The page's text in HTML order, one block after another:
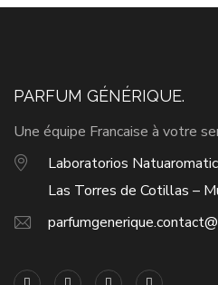
PARFUM GÉNÉRIQUE.
Une équipe Francaise à votre
Laboratorios
Las Torres de Cotillas –